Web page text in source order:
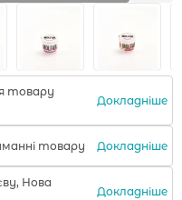
товару
Докладніше
товару Докладніше
Нова
Докладніше